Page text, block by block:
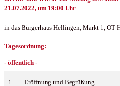
21.07.2022, um 19:00 Uhr
in das Bürgerhaus Hellingen, Markt 1, OT
Tagesordnung:
- öffentlich -
1. Eröffnung und Begrüßung